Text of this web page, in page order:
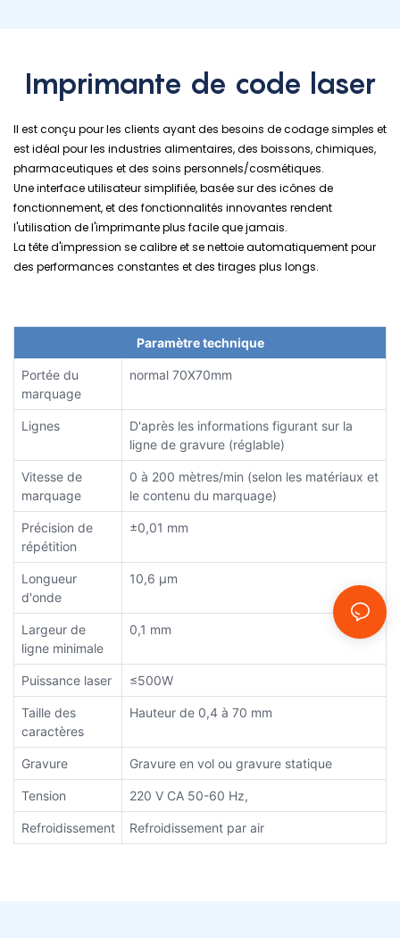
Imprimante de code laser
Il est conçu pour les clients ayant des besoins de codage simples et
est idéal pour les industries alimentaires, des boissons, chimiques,
pharmaceutiques et des soins personnels/cosmétiques.
Une interface utilisateur simplifiée, basée sur des icônes de
fonctionnement, et des fonctionnalités innovantes rendent
l'utilisation de l'imprimante plus facile que jamais.
La tête d'impression se calibre et se nettoie automatiquement pour
des performances constantes et des tirages plus longs.
Paramètre technique
Portée du
marquage
normal 70X70mm
Lignes
D'après les informations figurant sur la
ligne de gravure (réglable)
Vitesse de
marquage
0 à 200 mètres/min (selon les matériaux et
le contenu du marquage)
Précision de
répétition
±0,01 mm
Longueur
d'onde
10,6 µm
Largeur de
ligne minimale
0,1 mm
Puissance laser ≤500W
Taille des
caractères
Hauteur de 0,4 à 70 mm
Gravure Gravure en vol ou gravure statique
Tension 220 V CA 50-60 Hz,
Refroidissement Refroidissement par air